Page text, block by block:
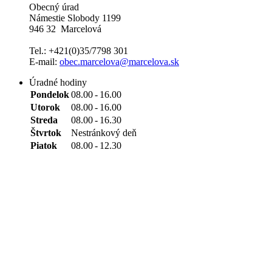
Obecný úrad
Námestie Slobody 1199
946 32 Marcelová
Tel.: +421(0)35/7798 301
E-mail: obec.marcelova@marcelova.sk
Úradné hodiny
Pondelok08.00- 16.00
Utorok
08.00- 16.00
Streda
08.00- 16.30
Štvrtok
Nestránkový deň
Piatok
08.00- 12.30